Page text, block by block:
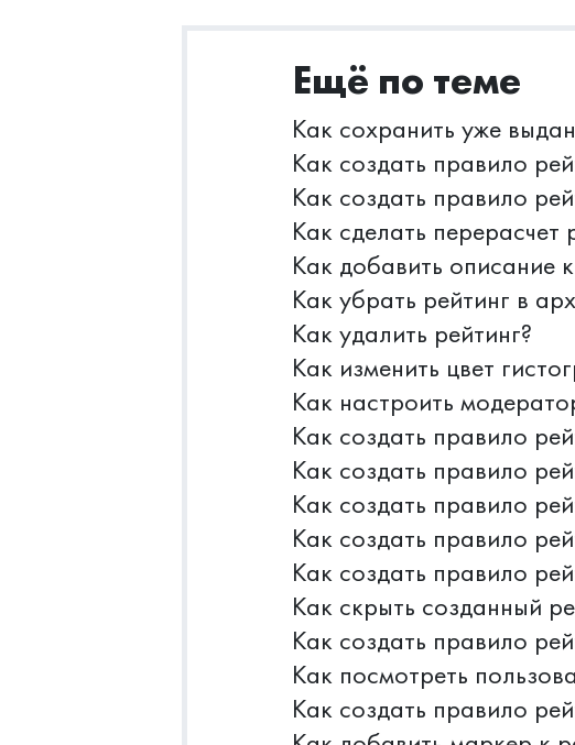
Ещё по теме
Как сохранить уже
Как создать правило
Как создать правило
Как сделать перерасчет
Как добавить описание
Как убрать рейтинг в
Как удалить рейтинг?
Как изменить цвет
Как настроить
Как создать правило
Как создать правило
Как создать правило
Как создать правило
Как создать правило
Как скрыть созданный
Как создать правило
Как посмотреть
Как создать правило